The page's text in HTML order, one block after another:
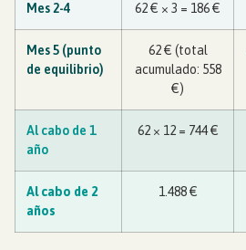
Mes 2-4 62 € × 3 = 186 €
Mes 5 (punto
de equilibrio)
62 € (total
acumulado: 558
€)
Al cabo de 1
año
62 × 12 = 744 €
Al cabo de 2
años
1.488 €